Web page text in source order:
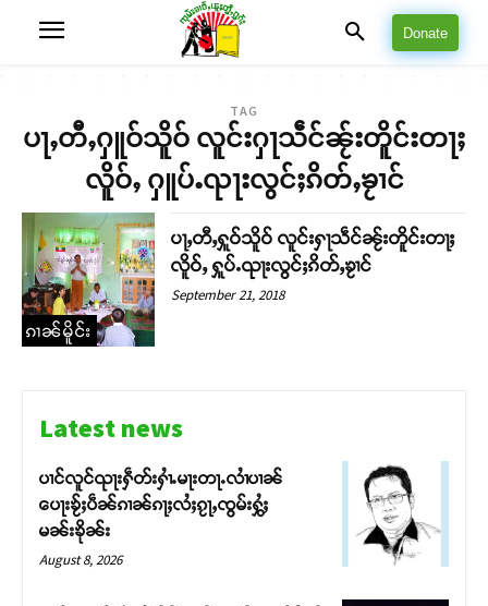
Donate
TAG
ပႃႇတီႇႁူဝ်သိူဝ် လူင်းႁႃသဵင်ၼႂ်းတိူင်းတႃႈ
လိူဝ်ႇ ႁူပ်ႉၺႃးလွင်ႈၵိတ်ႇၶႂၢင်
ၵၢၼ်မိူင်း
ပႃႇတီႇႁူဝ်သိူဝ် လူင်းႁႃသဵင်ၼႂ်းတိူင်းတႃႈ
လိူဝ်ႇ ႁူပ်ႉၺႃးလွင်ႈၵိတ်ႇၶႂၢင်
September 21, 2018
Latest news
ပၢင်လူင်ၺႃးႁဵတ်းႁၢႆႉမႃးတႃႉလၢႆပၢၼ် ​​
ပေႃးၶႂ်ႈပဵၼ်ၵၢၼ်ၵႃႈလႆႈၵႂႃႇၸွမ်းႁွႆႈ
မၼ်းၶိုၼ်း
August 8, 2026